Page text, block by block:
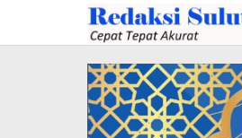
konten